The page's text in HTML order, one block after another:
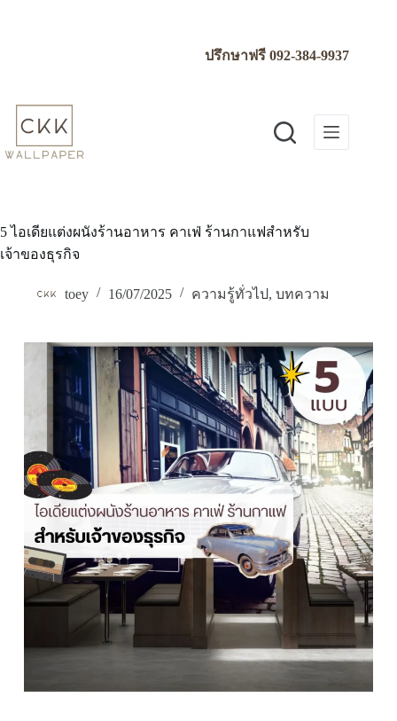
ปรึกษาฟรี092-384-9937
5 ไอเดียแต่งผนังร้านอาหาร คาเฟ่ ร้านกาแฟสำหรับ
เจ้าของธุรกิจ
toey 16/07/2025 ความรู้ทั่วไป, บทความ